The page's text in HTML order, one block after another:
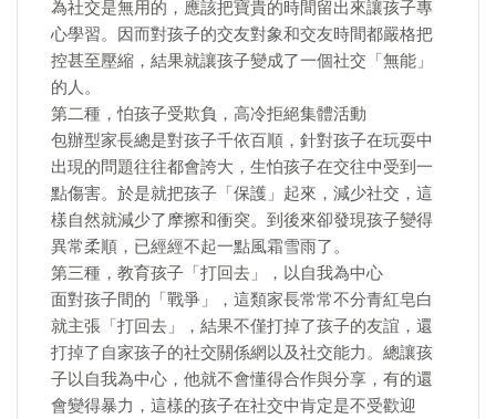
為社交是無用的，應該把寶貴的時間留出來讓孩子專
心學習。因而對孩子的交友對象和交友時間都嚴格把
控甚至壓縮，結果就讓孩子變成了一個社交「無能」
的人。
第二種，怕孩子受欺負，高冷拒絕集體活動
包辦型家長總是對孩子千依百順，針對孩子在玩耍中
出現的問題往往都會誇大，生怕孩子在交往中受到一
點傷害。於是就把孩子「保護」起來，減少社交，這
樣自然就減少了摩擦和衝突。到後來卻發現孩子變得
異常柔順，已經經不起一點風霜雪雨了。
第三種，教育孩子「打回去」，以自我為中心
面對孩子間的「戰爭」，這類家長常常不分青紅皂白
就主張「打回去」，結果不僅打掉了孩子的友誼，還
打掉了自家孩子的社交關係網以及社交能力。總讓孩
子以自我為中心，他就不會懂得合作與分享，有的還
會變得暴力，這樣的孩子在社交中肯定是不受歡迎